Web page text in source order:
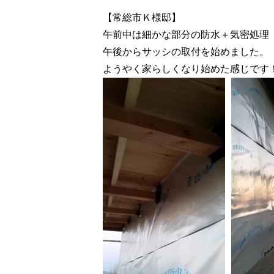
【常総市Ｋ様邸】
午前中は細かな部分の防水＋気密処理
午後からサッシの取付を始めました。
ようやく家らしくなり始めた感じです